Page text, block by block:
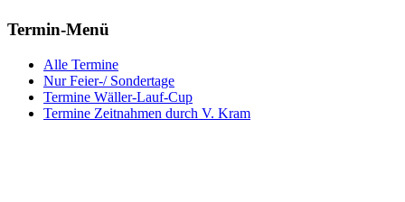
Termin-Menü
Alle Termine
Nur Feier-/ Sondertage
Termine Wäller-Lauf-Cup
Termine Zeitnahmen durch V. Kram